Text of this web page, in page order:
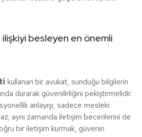
besleyen en önemli
kullanan bir avukat, sunduğu bilgilerin
durarak güvenilirliğini pekiştirmelidir.
anlayışı, sadece mesleki
aynı zamanda iletişim becerilerini de
bir iletişim kurmak, güvenin